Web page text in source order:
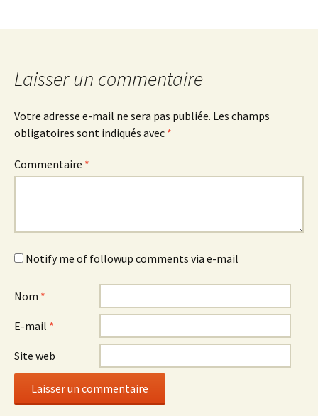
Laisser un commentaire
Votre adresse e-mail ne sera pas publiée. Les champs
obligatoires sont indiqués avec *
Commentaire *
Notify me of followup comments via e-mail
Nom *
E-mail *
Site web